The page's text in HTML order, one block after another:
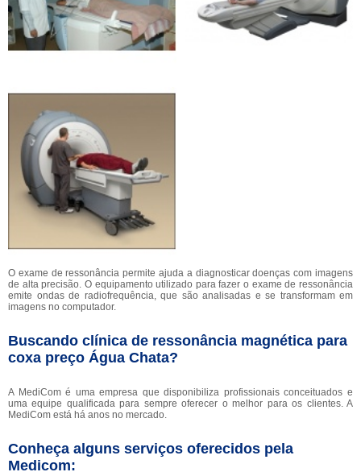
O exame de ressonância permite ajuda a diagnosticar doenças com imagens
de alta precisão. O equipamento utilizado para fazer o exame de ressonância
emite ondas de radiofrequência, que são analisadas e se transformam em
imagens no computador.
Buscando clínica de ressonância magnética para
coxa preço Água Chata?
A MediCom é uma empresa que disponibiliza profissionais conceituados e
uma equipe qualificada para sempre oferecer o melhor para os clientes. A
MediCom está há anos no mercado.
Conheça alguns serviços oferecidos pela
Medicom: